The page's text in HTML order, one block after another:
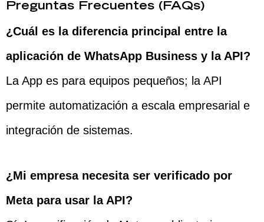
Preguntas Frecuentes (FAQs)
¿Cuál es la diferencia principal entre la
aplicación de WhatsApp Business y la API?
La App es para equipos pequeños; la API
permite automatización a escala empresarial e
integración de sistemas.
¿Mi empresa necesita ser verificado por
Meta para usar la API?